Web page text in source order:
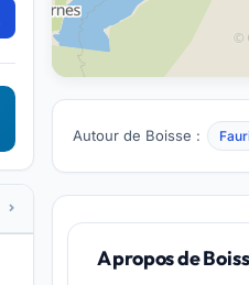
Autour de Boisse :
A propos de